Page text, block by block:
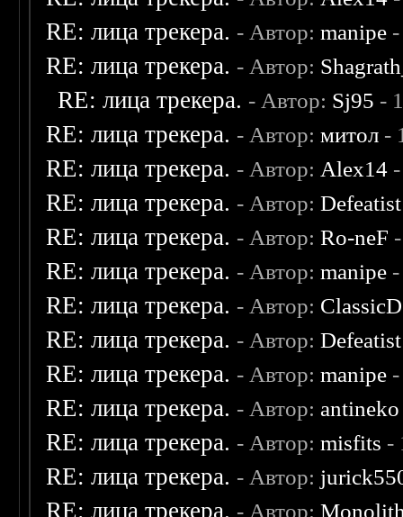
RE: лица трекера. - Автор:manipe
RE: лица трекера. - Автор:
RE: лица трекера. - Автор: Sj95 -
RE: лица трекера. - Автор:митол -
RE: лица трекера. - Автор: Alex14
RE: лица трекера. - Автор:Defeatist
RE: лица трекера. - Автор:Ro-neF
RE: лица трекера. - Автор:manipe
RE: лица трекера. - Автор:
RE: лица трекера. - Автор:Defeatist
RE: лица трекера. - Автор:manipe
RE: лица трекера. - Автор: antineko
RE: лица трекера. - Автор:misfits -
RE: лица трекера. - Автор:
RE: лица трекера. - Автор: